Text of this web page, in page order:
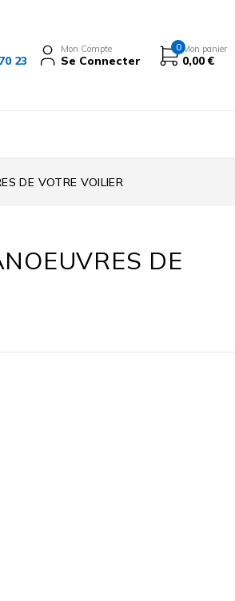
23
Mon Compte
Se Connecter
0 Mon panier
0,00€
DE VOTRE VOILIER
DE